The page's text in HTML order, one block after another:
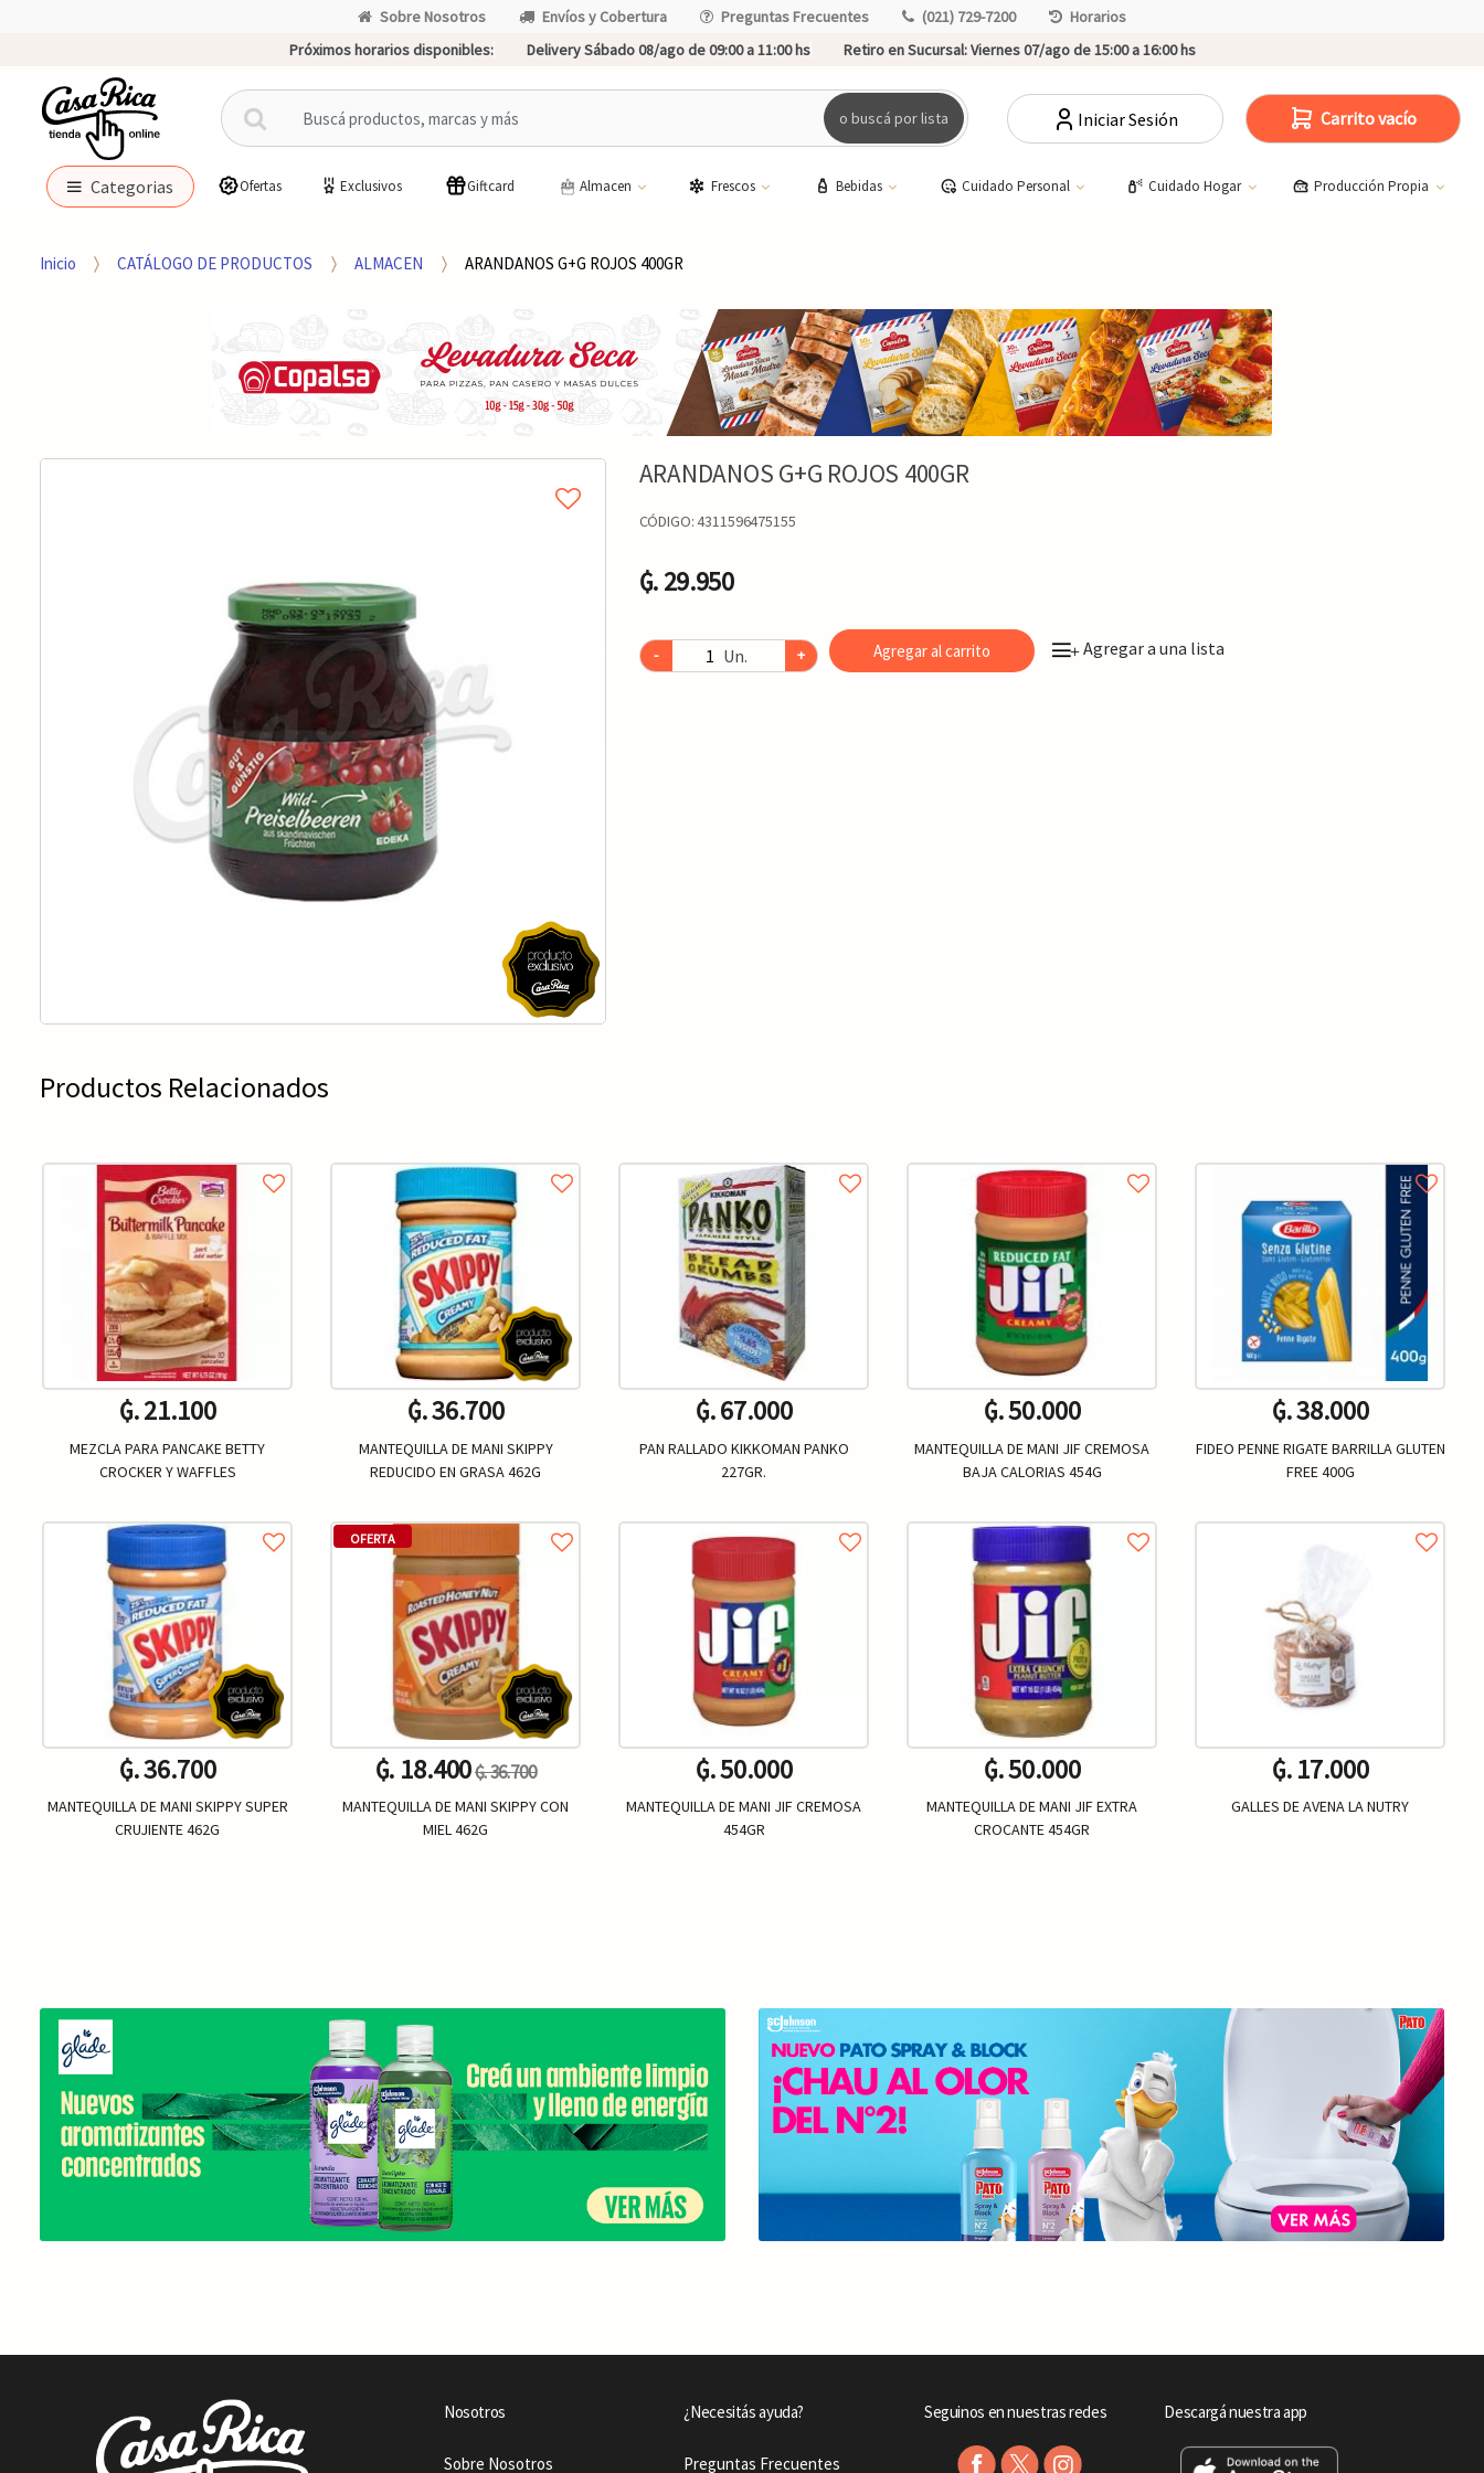
Sobre Nosotros Envíos y Cobertura Preguntas Frecuentes (021) 729-7200
Horarios
Próximos horarios disponibles:
Delivery Sábado 08/ago de 09:00 a 11:00 hs Retiro en Sucursal:Viernes 07/ago de 15:00 a 16:00 hs
B
u
c
p
o buscá por lista Iniciar Sesión Carrito vacío
Categorias Ofertas Exclusivos Giftcard Almacen Frescos Bebidas Cuidado Personal Cuidado Hogar Producción Propia
Inicio CATÁLOGO DE PRODUCTOS ALMACEN ARANDANOS G+G ROJOS 400GR
ARANDANOS G+G ROJOS 400GR
CÓDIGO:4311596475155
₲. 29.950
- Un. + Agregar al carrito +Agregar a una lista
Productos Relacionados
₲. 21.100
MEZCLA PARA PANCAKE BETTY
CROCKER Y WAFFLES
₲. 36.700
MANTEQUILLA DE MANI SKIPPY SUPER
CRUJIENTE 462G
₲. 36.700
MANTEQUILLA DE MANI SKIPPY
REDUCIDO EN GRASA 462G
OFERTA
₲. 18.400₲. 36.700
MANTEQUILLA DE MANI SKIPPY CON
MIEL 462G
₲. 67.000
PAN RALLADO KIKKOMAN PANKO
227GR.
₲. 50.000
MANTEQUILLA DE MANI JIF CREMOSA
454GR
₲. 50.000
MANTEQUILLA DE MANI JIF CREMOSA
BAJA CALORIAS 454G
₲. 50.000
MANTEQUILLA DE MANI JIF EXTRA
CROCANTE 454GR
₲. 38.000
FIDEO PENNE RIGATE BARRILLA GLUTEN
FREE 400G
₲. 17.000
GALLES DE AVENA LA NUTRY
Nosotros
Sobre Nosotros
¿Necesitás ayuda?
Preguntas Frecuentes
Seguinos en nuestras redes Descargá nuestra app